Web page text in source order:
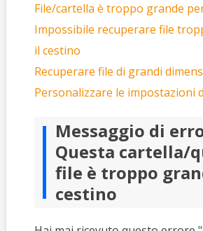
File/cartella è troppo grande
Impossibile recuperare file
il cestino
Recuperare file di grandi
Personalizzare le impostazioni
Messaggio di
Questa cartella/
file è troppo
cestino